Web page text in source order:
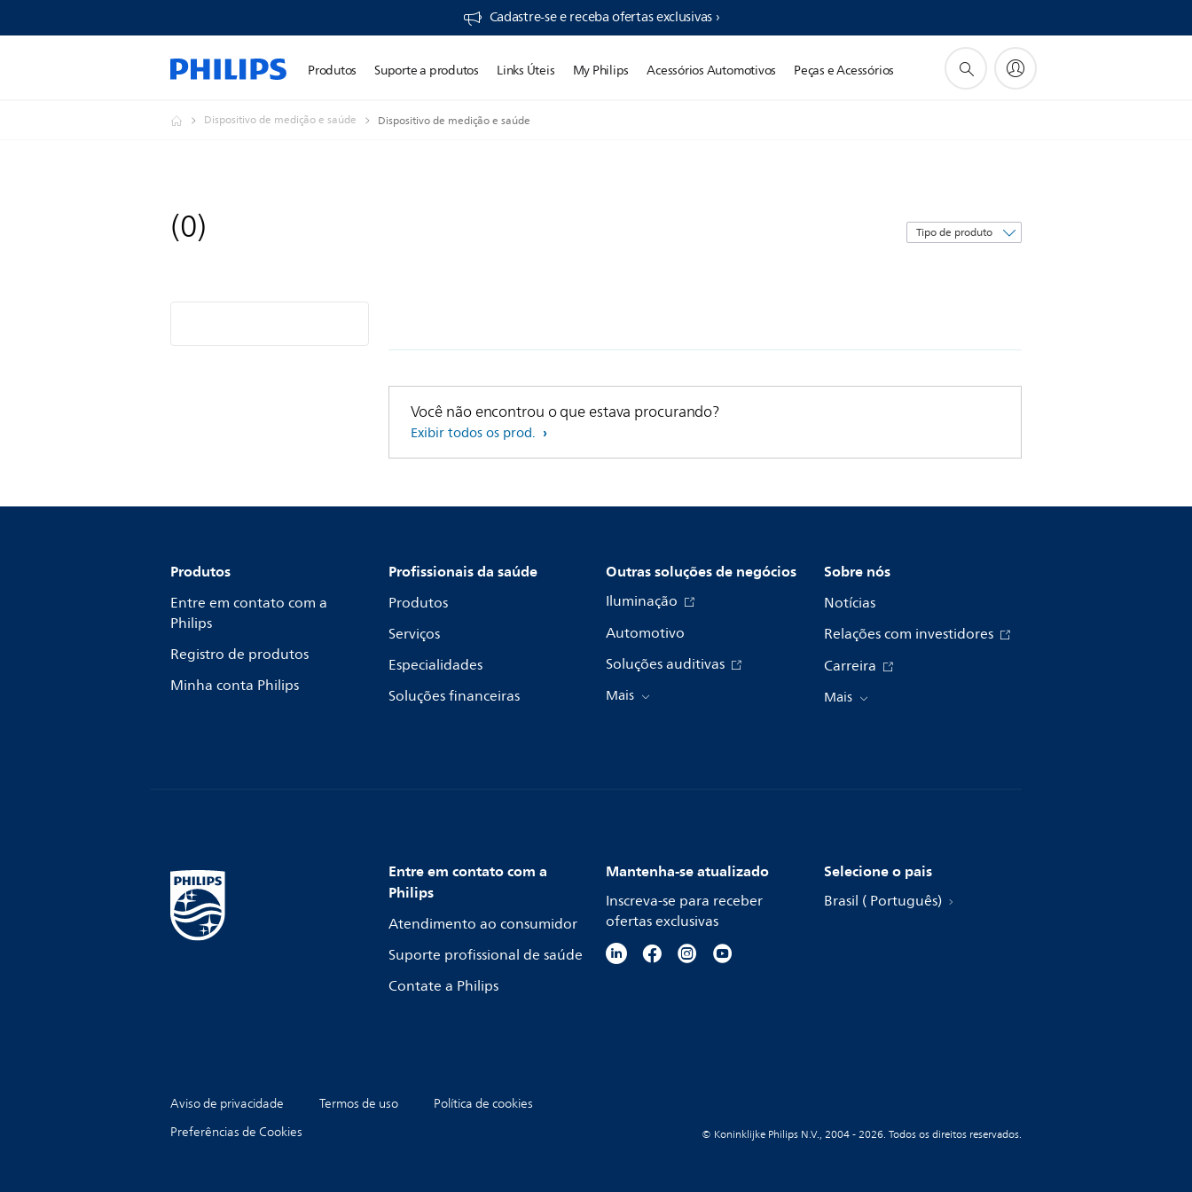
Cadastre-se e receba ofertas exclusivas ›
Produtos Suporte a produtos Links Úteis My Philips Acessórios Automotivos Peças e Acessórios
Dispositivo de medição e saúde Dispositivo de medição e saúde
(0)
Classificar
por
Você não encontrou o que estava procurando?
Exibir todos os prod.
Produtos
Entre em contato com a
Philips
Registro de produtos
Minha conta Philips
Profissionais da saúde
Produtos
Serviços
Especialidades
Soluções financeiras
Outras soluções de negócios
Iluminação
Automotivo
Soluções auditivas
Mais
Sobre nós
Notícias
Relações com investidores
Carreira
Mais
Entre em contato com a
Philips
Atendimento ao consumidor
Suporte profissional de saúde
Contate a Philips
Mantenha-se atualizado
Inscreva-se para receber
ofertas exclusivas
Selecione o pais
Brasil ( Português)
Aviso de privacidade Termos de uso
Política de cookies
Preferências de Cookies
© Koninklijke Philips N.V., 2004 - 2026. Todos os direitos reservados.